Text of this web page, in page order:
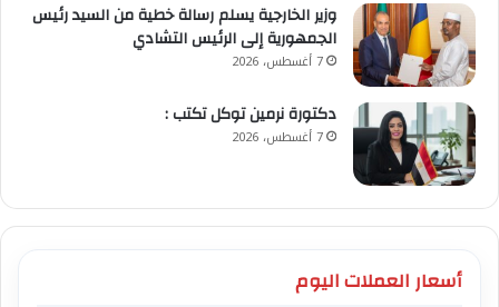
وزير الخارجية يسلم رسالة خطية من السيد رئيس
الجمهورية إلى الرئيس التشادي
7 أغسطس، 2026
​دكتورة نرمين توكل تكتب :
7 أغسطس، 2026
أسعار العملات اليوم